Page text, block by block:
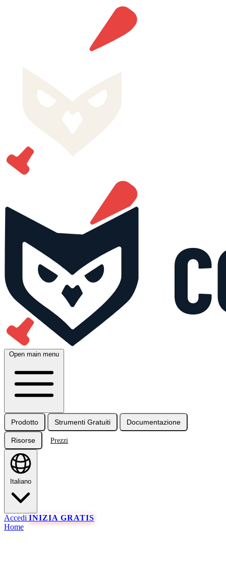
Open main menu
Prodotto Strumenti Gratuiti Documentazione
Risorse Prezzi
Italiano
Accedi INIZIA GRATIS
Home